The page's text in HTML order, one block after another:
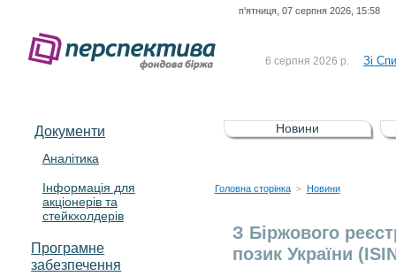
п'ятниця, 07 серпня 2026, 15:58
6 серпня 2026 р. Зі
5 серпня 2026 р.
Зі
UA4000232607)
4 серпня 2026 р.
Документи
Аналітика
Інформація для
акціонерів та
стейкхолдерів
Програмне
забезпечення
Новини
Головна сторінка > Новини
З Біржового
позик України